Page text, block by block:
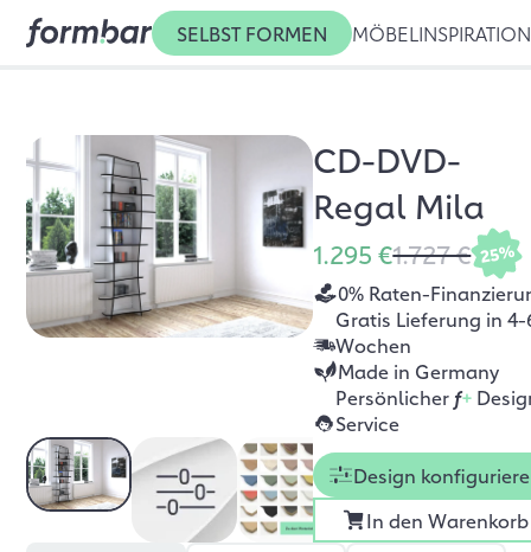
SELBST FORMEN MÖBEL INSPIRATION
CD-DVD-
Regal Mila
1.295 €1.727 € 25%
0% Raten-
Gratis Lieferung in 4-
Wochen
Made in Germany
Persönlicher f+
Service
Design
In den Warenkorb